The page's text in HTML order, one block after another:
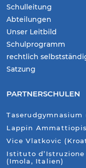
Schulleitung
Abteilungen
Unser Leitbild
Schulprogramm
rechtlich
Satzung
PARTNERSCHULEN
Taserudgymnasium
Lappin
Vice Vlatkovic
Istituto
(Imola, Italien)